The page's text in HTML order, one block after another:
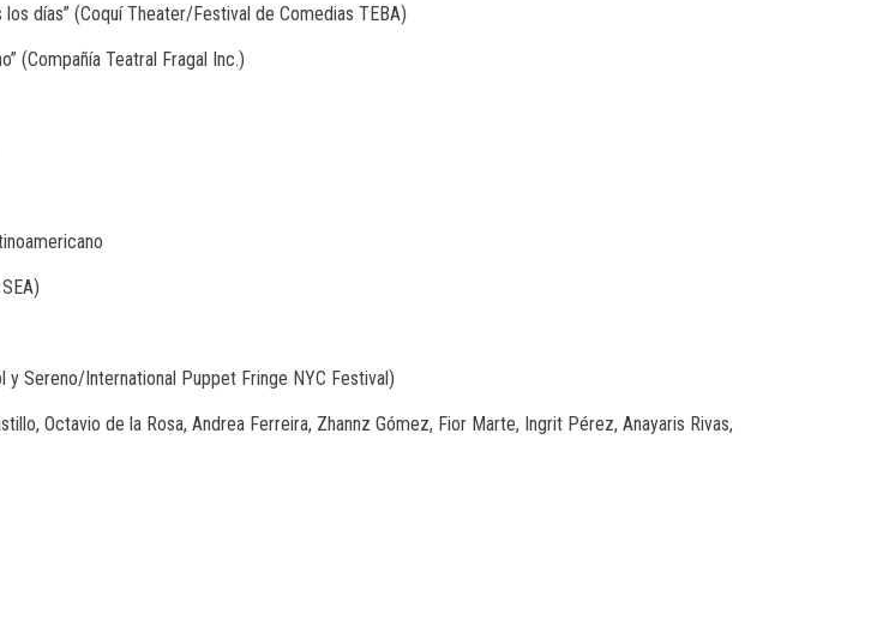
días” (Coquí Theater/Festival de Comedias TEBA)
(Compañía Teatral Fragal Inc.)
y Sereno/International Puppet Fringe NYC Festival)
Octavio de la Rosa, Andrea Ferreira, Zhannz Gómez, Fior Marte, Ingrit Pérez, Anayaris Rivas,